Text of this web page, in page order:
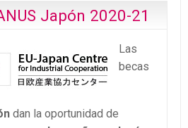
Japón 2020-21
Las
becas
dan la oportunidad de